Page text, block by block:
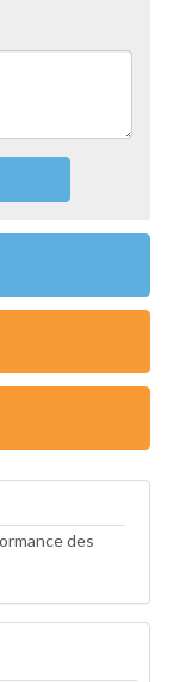
des